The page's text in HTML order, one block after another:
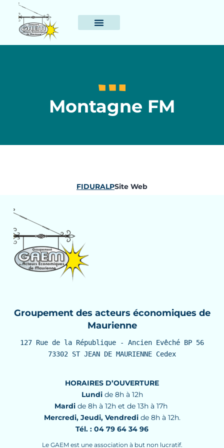
Montagne FM
FIDURALPSite Web
Groupement des acteurs économiques de
Maurienne
127 Rue de la République - Ancien Evêché BP 56
73302 ST JEAN DE MAURIENNE Cedex
HORAIRES D’OUVERTURE
Lundide 8h à 12h
Mardi de 8h à 12h et de 13h à 17h
Mercredi, Jeudi, Vendredide 8h à 12h.
Tél. : 04 79 64 34 96
Le GAEM est une association à but non lucratif.